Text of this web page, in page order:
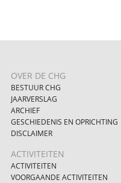
OVER DE CHG
BESTUUR CHG
JAARVERSLAG
ARCHIEF
GESCHIEDENIS EN OPRICHTING
DISCLAIMER
ACTIVITEITEN
ACTIVITEITEN
VOORGAANDE ACTIVITEITEN